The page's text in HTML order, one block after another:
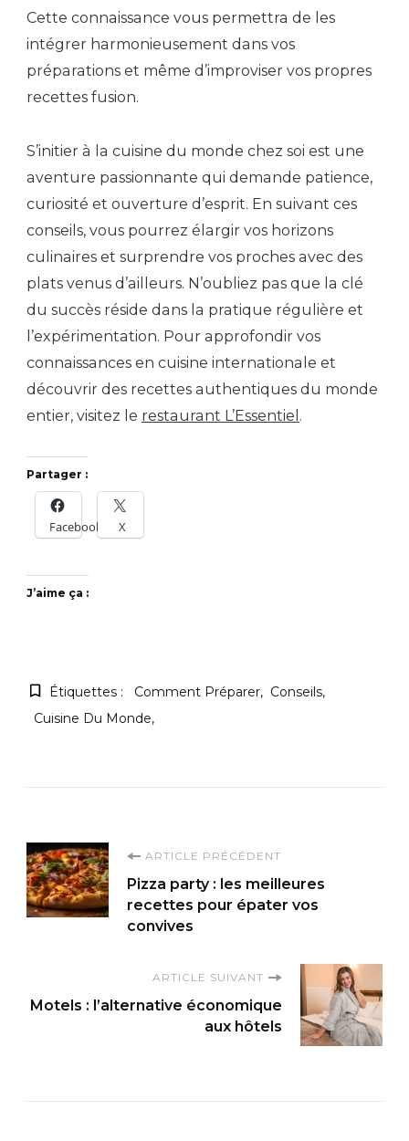
Cette connaissance vous permettra de les
intégrer harmonieusement dans vos
préparations et même d’improviser vos propres
recettes fusion.
S’initier à la cuisine du monde chez soi est une
aventure passionnante qui demande patience,
curiosité et ouverture d’esprit. En suivant ces
conseils, vous pourrez élargir vos horizons
culinaires et surprendre vos proches avec des
plats venus d’ailleurs. N’oubliez pas que la clé
du succès réside dans la pratique régulière et
l’expérimentation. Pour approfondir vos
connaissances en cuisine internationale et
découvrir des recettes authentiques du monde
entier, visitez le restaurant L’Essentiel .
Partager :
Facebook X
J’aime ça :
Étiquettes : Comment Préparer
Conseils
Cuisine Du Monde
Navigation
d'article
ARTICLE PRÉCÉDENT
Pizza party : les meilleures
recettes pour épater vos
convives
ARTICLE SUIVANT
Motels : l’alternative économique
aux hôtels